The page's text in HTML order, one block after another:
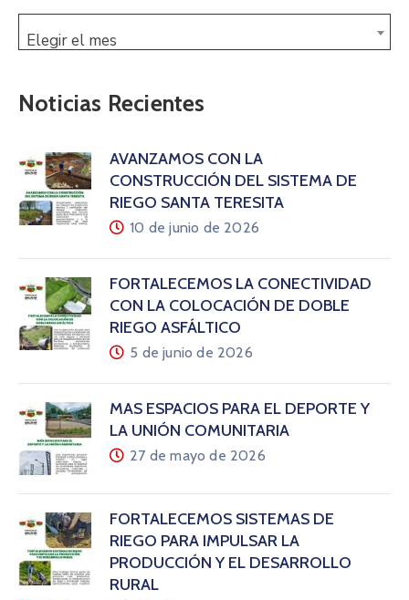
Elegir el mes
Noticias Recientes
AVANZAMOS CON LA
CONSTRUCCIÓN DEL SISTEMA DE
RIEGO SANTA TERESITA
10 de junio de 2026
FORTALECEMOS LA CONECTIVIDAD
CON LA COLOCACIÓN DE DOBLE
RIEGO ASFÁLTICO
5 de junio de 2026
MÁS ESPACIOS PARA EL DEPORTE Y
LA UNIÓN COMUNITARIA
27 de mayo de 2026
FORTALECEMOS SISTEMAS DE
RIEGO PARA IMPULSAR LA
PRODUCCIÓN Y EL DESARROLLO
RURAL